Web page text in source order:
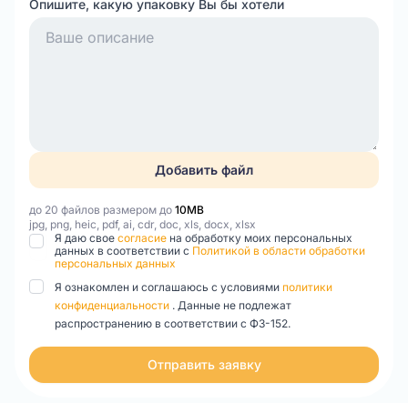
Опишите, какую упаковку Вы бы хотели
Добавить файл
до 20 файлов размером до 10MB
jpg, png, heic, pdf, ai, cdr, doc, xls, docx, xlsx
Я даю свое согласие на обработку моих персональных
данных в соответствии с Политикой в области обработки
персональных данных
Я ознакомлен и соглашаюсь с условиями политики
конфиденциальности . Данные не подлежат
распространению в соответствии с ФЗ-152.
Отправить заявку